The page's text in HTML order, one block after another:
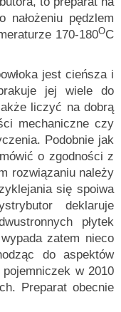
nałożeniu pędzlem
170-180OC
jest cieńsza i
jej wiele do
liczyć na dobrą
mechaniczne czy
Podobnie jak
o zgodności z
rozwiązaniu należy
się spoiwa
deklaruje
płytek
zatem nieco
do aspektów
w 2010
Preparat obecnie